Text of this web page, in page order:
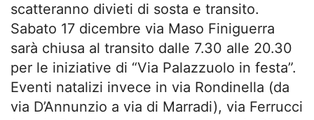
scatteranno divieti di sosta e transito.
Sabato 17 dicembre via Maso Finiguerra
sarà chiusa al transito dalle 7.30 alle 20.30
per le iniziative di “Via Palazzuolo in festa”.
Eventi natalizi invece in via Rondinella (da
via D’Annunzio a via di Marradi), via Ferrucci